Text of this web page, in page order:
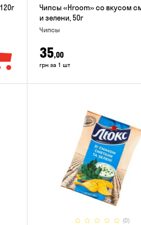
Чипсы «Hroom» со вкусом
и зелени, 50г
Чипсы
35,00
грн за 1 шт
(0)